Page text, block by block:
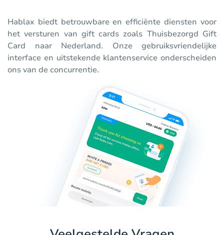
Hablax biedt betrouwbare en efficiënte diensten voor
het versturen van gift cards zoals Thuisbezorgd Gift
Card naar Nederland. Onze gebruiksvriendelijke
interface en uitstekende klantenservice onderscheiden
ons van de concurrentie.